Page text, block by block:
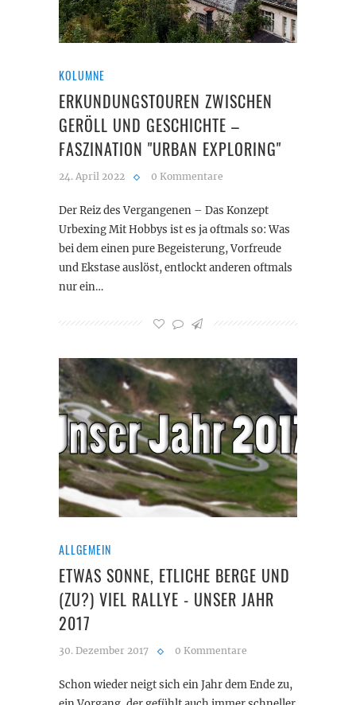
KOLUMNE
ERKUNDUNGSTOUREN ZWISCHEN
GERÖLL UND GESCHICHTE –
FASZINATION "URBAN EXPLORING"
24. April 2022 0 Kommentare
Der Reiz des Vergangenen – Das Konzept
Urbexing Mit Hobbys ist es ja oftmals so: Was
bei dem einen pure Begeisterung, Vorfreude
und Ekstase auslöst, entlockt anderen oftmals
nur ein…
ALLGEMEIN
ETWAS SONNE, ETLICHE BERGE UND
(ZU?) VIEL RALLYE - UNSER JAHR
2017
30. Dezember 2017 0 Kommentare
Schon wieder neigt sich ein Jahr dem Ende zu,